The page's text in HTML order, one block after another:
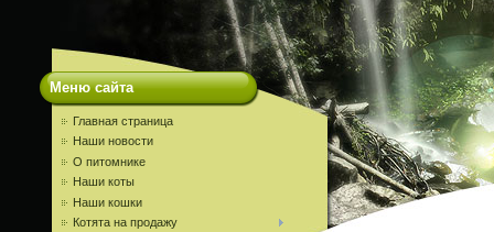
Меню сайта
Главная страница
Наши новости
О питомнике
Наши коты
Наши кошки
Котята на продажу